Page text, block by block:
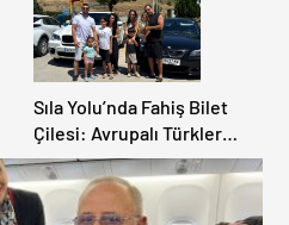
Sıla Yolu’nda Fahiş Bilet
Çilesi: Avrupalı Türkler
Karayollarına Akın Etti,
Gümrükler Kilitlendi!